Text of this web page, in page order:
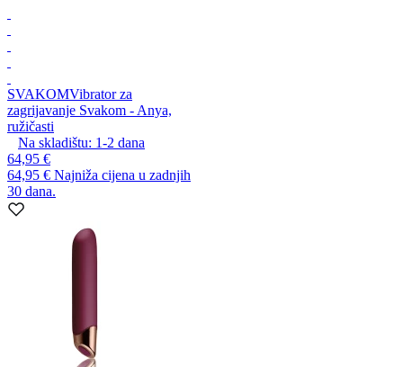
SVAKOMVibrator za
zagrijavanje Svakom - Anya,
ružičasti
Na skladištu: 1-2 dana
64,95 €
64,95 € Najniža cijena u zadnjih
30 dana.